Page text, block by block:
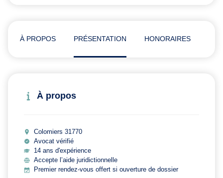
À PROPOS PRÉSENTATION HONORAIRES
À propos
Colomiers 31770
Avocat vérifié
14 ans d'expérience
Accepte l’aide juridictionnelle
Premier rendez-vous offert si ouverture de dossier